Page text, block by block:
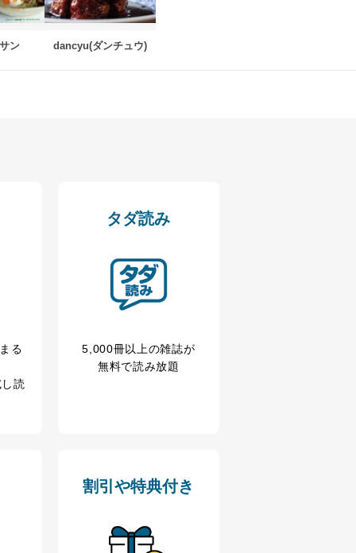
用により、これを最新状態
までご連絡ください。
セス・利用・提供・管理
ン dancyu(ダンチュウ)
る
読
タダ読み
5,000冊以上の雑誌が
無料で読み放題
割引や特典付き